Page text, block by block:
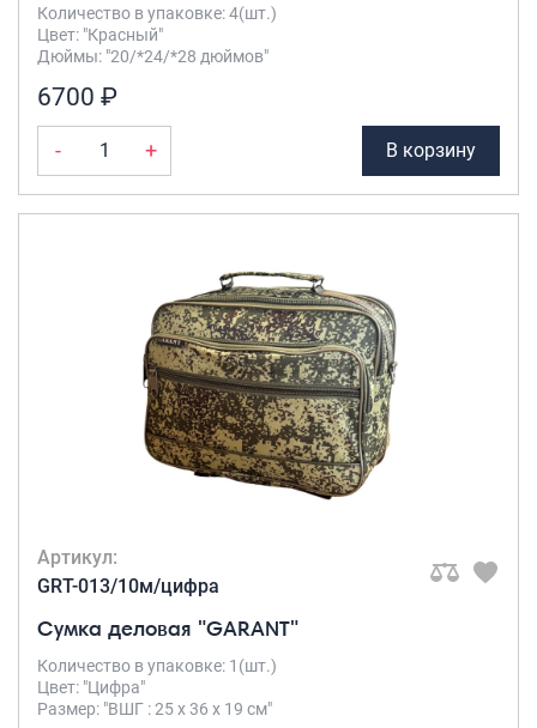
Аксессуары
Чехлы для чемоданов
Количество в упаковке: 4(шт.)
Цвет: "Красный"
Дюймы: "20/*24/*28 дюймов"
6700 ₽
- + В корзину
Артикул:
GRT-013/10м/цифра
Сумка деловая "GARANT"
Количество в упаковке: 1(шт.)
Цвет: "Цифра"
Размер: "ВШГ : 25 х 36 х 19 см"